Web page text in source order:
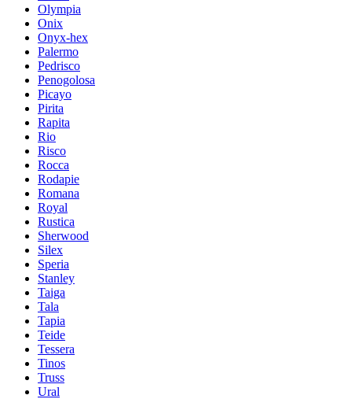
Olympia
Onix
Onyx-hex
Palermo
Pedrisco
Penogolosa
Picayo
Pirita
Rapita
Rio
Risco
Rocca
Rodapie
Romana
Royal
Rustica
Sherwood
Silex
Speria
Stanley
Taiga
Tala
Tapia
Teide
Tessera
Tinos
Truss
Ural